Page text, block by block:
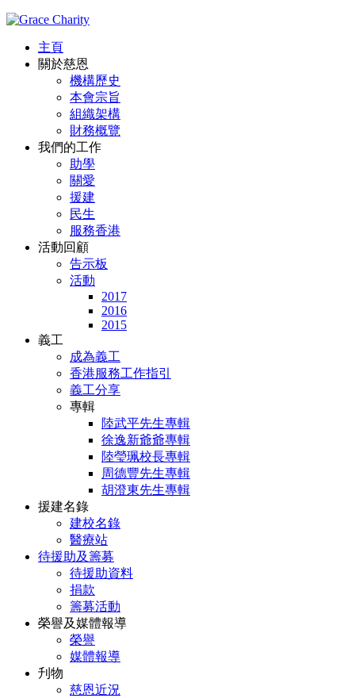
主頁
關於慈恩
機構歷史
本會宗旨
組織架構
財務概覽
我們的工作
助學
關愛
援建
民生
服務香港
活動回顧
告示板
活動
2017
2016
2015
義工
成為義工
香港服務工作指引
義工分享
專輯
陸武平先生專輯
徐逸新爺爺專輯
陸瑩珮校長專輯
周德豐先生專輯
胡澄東先生專輯
援建名錄
建校名錄
醫療站
待援助及籌募
待援助資料
捐款
籌募活動
榮譽及媒體報導
榮譽
媒體報導
刋物
慈恩近況